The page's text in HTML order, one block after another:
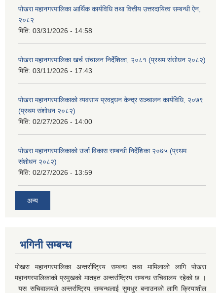
पोखरा महानगरपालिका आर्थिक कार्यविधि तथा वित्तीय उत्तरदायित्व सम्बन्धी ऐन,
२०८२
मिति: 03/31/2026 - 14:58
पोखरा महानगरपालिका खर्च संचालन निर्देशिका, २०८१ (प्रथम संसोधन २०८२)
मिति: 03/11/2026 - 17:43
पोखरा महानगरपालिकाको व्यवसाय प्रवद्र्धन केन्द्र सञ्चालन कार्यविधि, २०७९
(प्रथम संशोधन २०८२)
मिति: 02/27/2026 - 14:00
पोखरा महानगरपालिकाको उर्जा विकास सम्बन्धी निर्देशिका २०७५ (प्रथम
संशोधन २०८२)
मिति: 02/27/2026 - 13:59
अन्य
भगिनी सम्बन्ध
पोखरा महानगरपालिका अन्तर्राष्ट्रिय सम्बन्ध तथा मामिलाको लागि पोखरा
महानगरपालिकाको प्रमुखको मातहत अन्तर्राष्ट्रिय सम्बन्ध सचिवालय रहेको छ ।
यस सचिवालयले अन्तर्राष्ट्रिय सम्बन्धलाई सुमधुर बनाउनको लागि क्रियाशील